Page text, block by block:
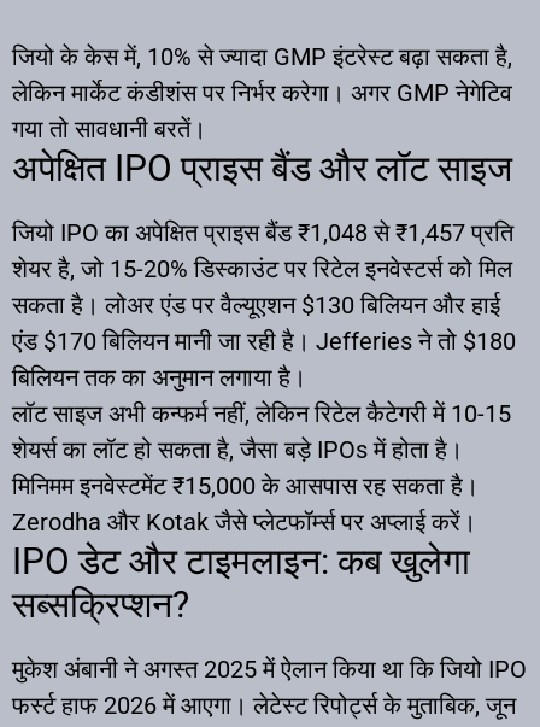
जियो के केस में, 10% से ज्यादा GMP इंटरेस्ट बढ़ा सकता है,
लेकिन मार्केट कंडीशंस पर निर्भर करेगा। अगर GMP नेगेटिव
गया तो सावधानी बरतें।
अपेक्षित IPO प्राइस बैंड और लॉट साइज
जियो IPO का अपेक्षित प्राइस बैंड ₹1,048 से ₹1,457 प्रति
शेयर है, जो 15-20% डिस्काउंट पर रिटेल इनवेस्टर्स को मिल
सकता है। लोअर एंड पर वैल्यूएशन $130 बिलियन और हाई
एंड $170 बिलियन मानी जा रही है। Jefferies ने तो $180
बिलियन तक का अनुमान लगाया है।
लॉट साइज अभी कन्फर्म नहीं, लेकिन रिटेल कैटेगरी में 10-15
शेयर्स का लॉट हो सकता है, जैसा बड़े IPOs में होता है।
मिनिमम इनवेस्टमेंट ₹15,000 के आसपास रह सकता है।
Zerodha और Kotak जैसे प्लेटफॉर्म्स पर अप्लाई करें।
IPO डेट और टाइमलाइन: कब खुलेगा
सब्सक्रिप्शन?
मुकेश अंबानी ने अगस्त 2025 में ऐलान किया था कि जियो IPO
फर्स्ट हाफ 2026 में आएगा। लेटेस्ट रिपोर्ट्स के मुताबिक, जून